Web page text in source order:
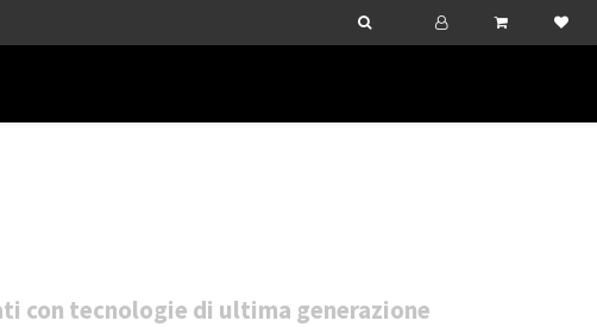
con tecnologie di ultima generazione